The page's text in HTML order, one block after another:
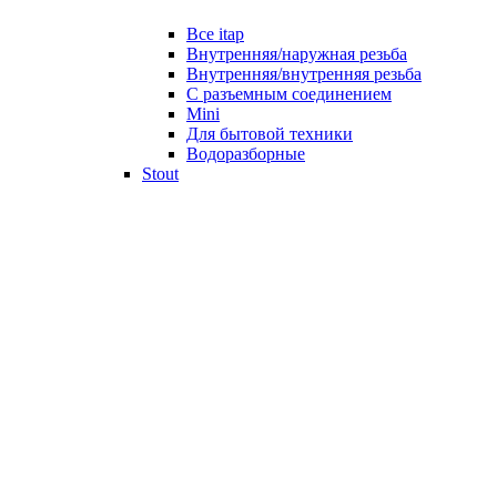
Все itap
Внутренняя/наружная резьба
Внутренняя/внутренняя резьба
С разъемным соединением
Mini
Для бытовой техники
Водоразборные
Stout